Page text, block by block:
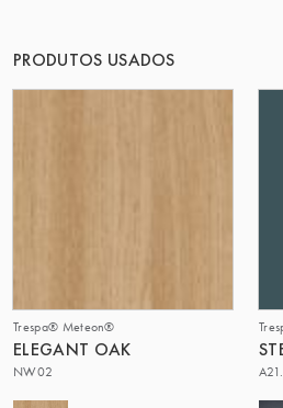
PRODUTOS USADOS
Trespa® Meteon®
ELEGANT OAK
NW02